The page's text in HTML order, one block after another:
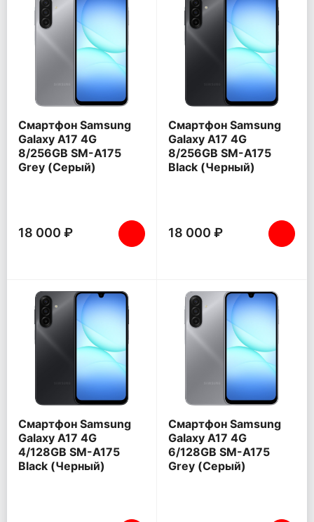
Смартфон Samsung
Galaxy A17 4G
8/256GB SM-A175
Grey (Серый)
18 000 ₽
Смартфон Samsung
Galaxy A17 4G
8/256GB SM-A175
Black (Черный)
18 000 ₽
Смартфон Samsung
Galaxy A17 4G
4/128GB SM-A175
Black (Черный)
Смартфон Samsung
Galaxy A17 4G
6/128GB SM-A175
Grey (Серый)